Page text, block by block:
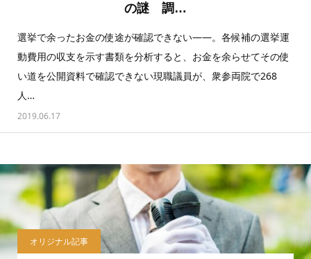
の謎 調…
選挙で余ったお金の使途が確認できない――。各候補の選挙運
動費用の収支を示す書類を分析すると、お金を余らせてその使
い道を公開資料で確認できない現職議員が、衆参両院で268
人…
2019.06.17
オリジナル記事